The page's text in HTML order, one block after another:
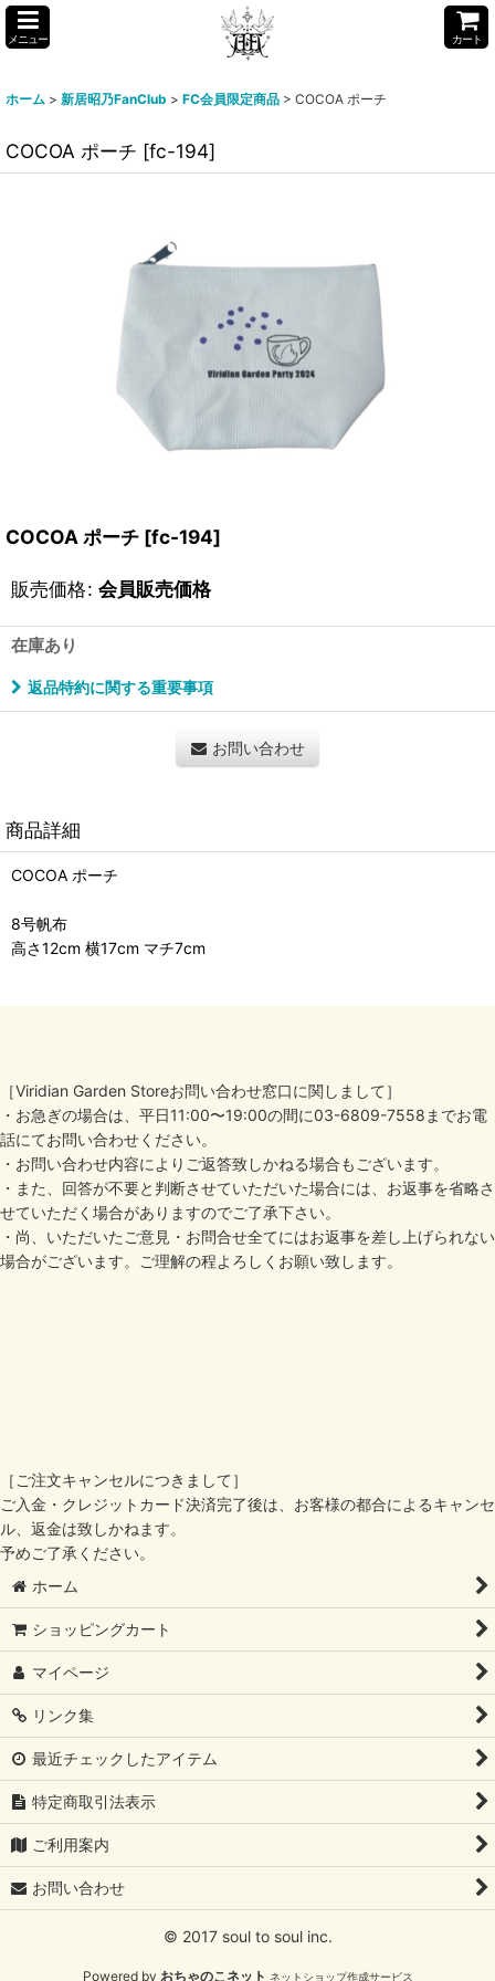
メニュー カート
ホーム > 新居昭乃FanClub > FC会員限定商品 > COCOA ポーチ
COCOA ポーチ [fc-194]
COCOA ポーチ [fc-194]
販売価格: 会員販売価格
在庫あり
返品特約に関する重要事項
お問い合わせ
商品詳細
COCOA ポーチ
8号帆布
高さ12cm 横17cm マチ7cm
［Viridian Garden Storeお問い合わせ窓口に関しまして］
・お急ぎの場合は、平日11:00〜19:00の間に03-6809-7558までお電
話にてお問い合わせください。
・お問い合わせ内容によりご返答致しかねる場合もございます。
・また、回答が不要と判断させていただいた場合には、お返事を省略さ
せていただく場合がありますのでご了承下さい。
・尚、いただいたご意見・お問合せ全てにはお返事を差し上げられない
場合がございます。ご理解の程よろしくお願い致します。
［ご注文キャンセルにつきまして］
ご入金・クレジットカード決済完了後は、お客様の都合によるキャンセ
ル、返金は致しかねます。
予めご了承ください。
ホーム
ショッピングカート
マイページ
リンク集
最近チェックしたアイテム
特定商取引法表示
ご利用案内
お問い合わせ
© 2017 soul to soul inc.
Powered by おちゃのこネット ネットショップ作成サービス